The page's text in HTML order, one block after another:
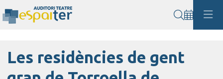
Les residències de gent